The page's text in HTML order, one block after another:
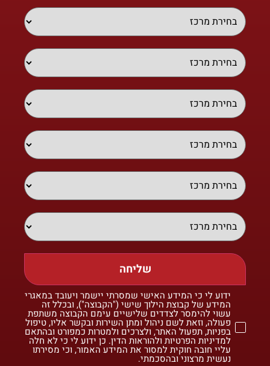
שליחה
ידוע לי כי המידע האישי שמסרתי יישמר ויעובד במאגרי
המידע של קבוצת הילוך שישי ("הקבוצה"), ובכלל זה
עשוי להימסר לצדדים שלישיים עימם הקבוצה משתפת
פעולה, וזאת לשם ניהול ומתן השירות ובקשר אליו, טיפול
בפניות, תפעול האתר, ולצרכים ולמטרות כמפורט ובהתאם
למדיניות הפרטיות ולהוראות הדין. כן ידוע לי כי לא חלה
עליי חובה חוקית למסור את המידע האמור, וכי מסירתו
נעשית מרצוני ובהסכמתי.